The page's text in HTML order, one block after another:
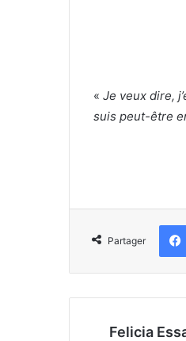
« Je veux dire,
suis peut-être
Partager
Felicia